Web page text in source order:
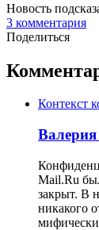
Новость
3 комментария
Поделиться
Контекст
Mail.Ru
закрыт. В
никакого